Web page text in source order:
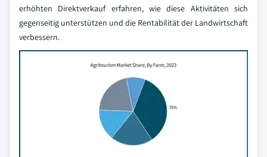
erhöhten Direktverkauf erfahren, wie diese Aktivitäten sich
gegenseitig unterstützen und die Rentabilität der Landwirtschaft
verbessern.